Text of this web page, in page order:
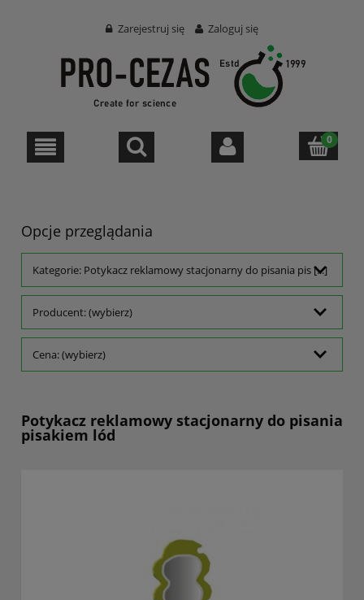
Zarejestruj się Zaloguj się
Opcje przeglądania
Kategorie: Potykacz reklamowy stacjonarny do pisania pis [...]
Producent: (wybierz)
Cena: (wybierz)
Potykacz reklamowy stacjonarny do pisania
pisakiem lód